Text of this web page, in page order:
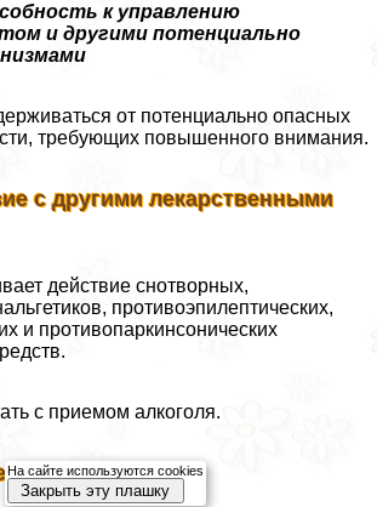
к управлению
и другими потенциально
змами
от потенциально опасных
требующих повышенного внимания.
с другими лекарственными
действие снотворных,
противоэпилептических,
и противопаркинсонических
с приемом алкоголя.
На сайте используются cookies
Закрыть эту плашку